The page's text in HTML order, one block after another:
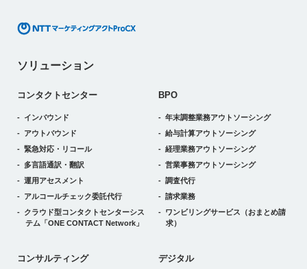
ソリューション
コンタクトセンター
インバウンド
アウトバウンド
緊急対応・リコール
多言語通訳・翻訳
運用アセスメント
アルコールチェック委託代行
クラウド型コンタクトセンターシス
テム 「ONE CONTACT Network」
BPO
年末調整業務アウトソーシング
給与計算アウトソーシング
経理業務アウトソーシング
営業事務アウトソーシング
調査代行
請求業務
ワンビリングサービス （おまとめ請
求）
コンサルティング デジタルトランスフォーメーション
デジタル